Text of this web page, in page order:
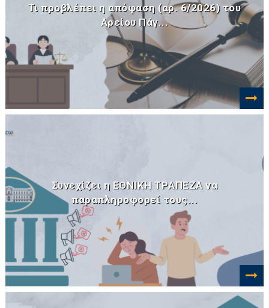
Τι προβλέπει η απόφαση (αρ. 6/2026) του
Αρείου Πάγ...
Συνεχίζει η ΕΘΝΙΚΗ TΡAΠEZA να
παραπληροφορεί τους...